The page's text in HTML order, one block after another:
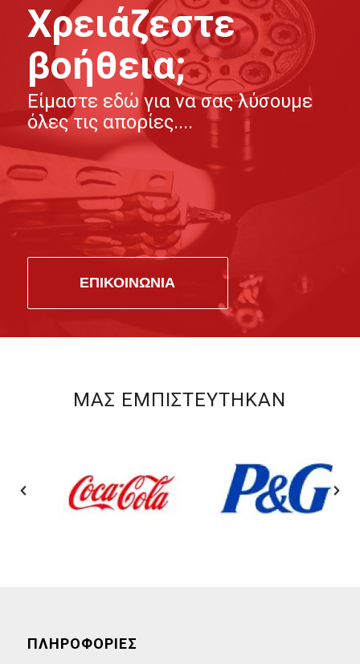
Χρειάζεστε
βοήθεια;
Είμαστε εδώ για να σας λύσουμε
όλες τις απορίες....
ΕΠΙΚΟΙΝΩΝΙΑ
ΜΑΣ ΕΜΠΙΣΤΕΥΤΗΚΑΝ
ΠΛΗΡΟΦΟΡΙΕΣ